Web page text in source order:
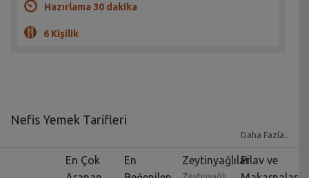
Hazırlama 30 dakika
6 Kişilik
Nefis Yemek Tarifleri
olmaktan çok uzaklaşmış, bir meslek dalı ve zevk işine
Daha Fazla..
En Çok
En
Zeytinyağlılar
Zeytinyağlı
Pilav ve